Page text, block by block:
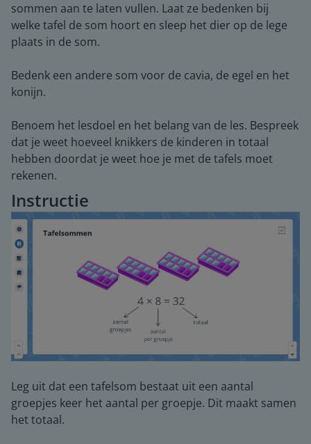
sommen aan te laten vullen. Laat ze bedenken bij
welke tafel de som hoort en sleep het dier op de lege
plaats in de som.
Bedenk een andere som voor de cavia, de egel en het
konijn.
Benoem het lesdoel en het belang van de les. Bespreek
dat je weet hoeveel knikkers de kinderen in totaal
hebben doordat je weet hoe je met de tafels moet
rekenen.
Instructie
Leg uit dat een tafelsom bestaat uit een aantal
groepjes keer het aantal per groepje. Dit maakt samen
het totaal.